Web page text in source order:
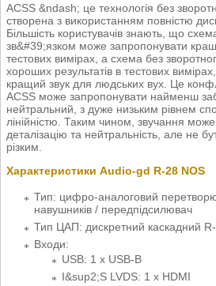
ACSS &ndash; це технологія без
створена з використанням повністю
Більшість користувачів знають, що
зв&#39;язком може запропонувати
тестових вимірах, а схема без
хороших результатів в тестових
кращий звук для людських вух. Це
ACSS може запропонувати найменш
нейтральний, з дуже низьким рівнем
лінійністю. Таким чином, звучання може
деталізацію та нейтральність, але не
різким.
Характеристики Audio-gd R-28 NOS
Тип: цифро-аналоговий
навушників / передпідсилювач
Тип ЦАП: дискретний каскадний
Входи:
USB: 1 х USB-B
I&sup2;S LVDS: 1 x HDMI